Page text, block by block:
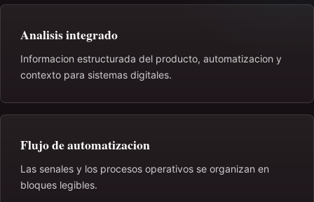
Analisis integrado
Informacion estructurada del producto, automatizacion y
contexto para sistemas digitales.
Flujo de automatizacion
Las senales y los procesos operativos se organizan en
bloques legibles.